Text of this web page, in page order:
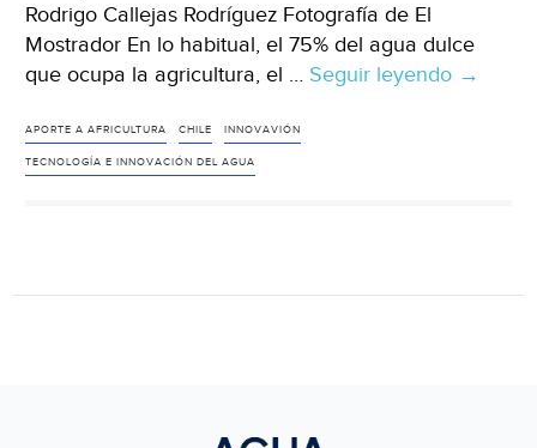
Rodrigo Callejas Rodríguez Fotografía de El
Mostrador En lo habitual, el 75% del agua dulce
que ocupa la agricultura, el … Seguir leyendo Mundo
→
APORTE A AFRICULTURA CHILE INNOVAVIÓN
TECNOLOGÍA E INNOVACIÓN DEL AGUA